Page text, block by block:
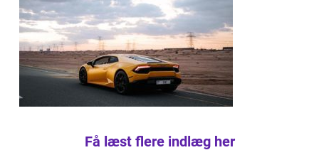
Få læst flere indlæg her